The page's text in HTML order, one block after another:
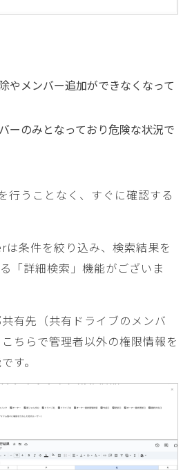
やメンバー追加ができなくなって
ーのみとなっており危険な状況で
行うことなく、すぐに確認する
条件を絞り込み、検索結果を
「詳細検索」機能がございま
有先（共有ドライブのメンバ
ちらで管理者以外の権限情報を
す。